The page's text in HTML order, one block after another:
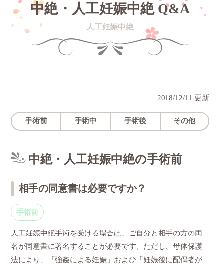
中絶・人工妊娠中絶 Q&A
人工妊娠中絶
2018/12/11 更新
手術前 手術中 手術後 その他
中絶・人工妊娠中絶の手術前
相手の同意書は必要ですか？
手術前
人工妊娠中絶手術を受ける場合は、ご自分と相手の方の両
名が同意書に署名することが必要です。ただし、母体保護
法により、「強姦による妊娠」および「妊娠後に配偶者が